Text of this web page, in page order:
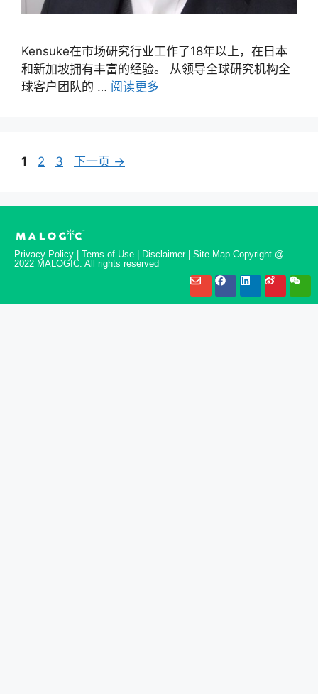
Kensuke在市场研究行业工作了18年以上，在日本
和新加坡拥有丰富的经验。 从领导全球研究机构全
球客户团队的 … 阅读更多
1 2 3 下一页 →
Privacy Policy | Tems of Use | Disclaimer | Site Map Copyright @
2022 MALOGIC. All rights reserved